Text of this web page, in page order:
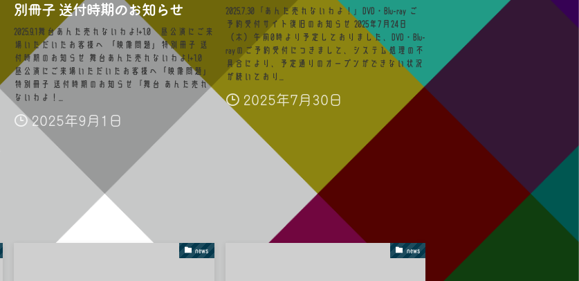
別冊子 送付時期のお知らせ
2025.9.1舞台あんた売れないわよ!+1.0 昼公演にご来
場いただいたお客様へ 「映像問題」特別冊子 送
付時期のお知らせ 舞台あんた売れないわよ!+1.0
昼公演にご来場いただいたお客様へ「映像問題」
特別冊子 送付時期のお知らせ『舞台 あんた売れ
ないわよ！...
2025年9月1日
2025.7.30『あんた売れないわよ！』DVD・Blu-ray ご
予約受付サイト復旧のお知らせ 2025年7月24日
（木）午前0時より予定しておりました、DVD・Blu-
rayのご予約受付につきまして、システム処理の不
具合により、予定通りのオープンができない状況
が続いており...
2025年7月30日
news news